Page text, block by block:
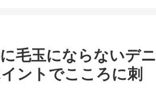
毛玉にならないデニ
ントでこころに刺